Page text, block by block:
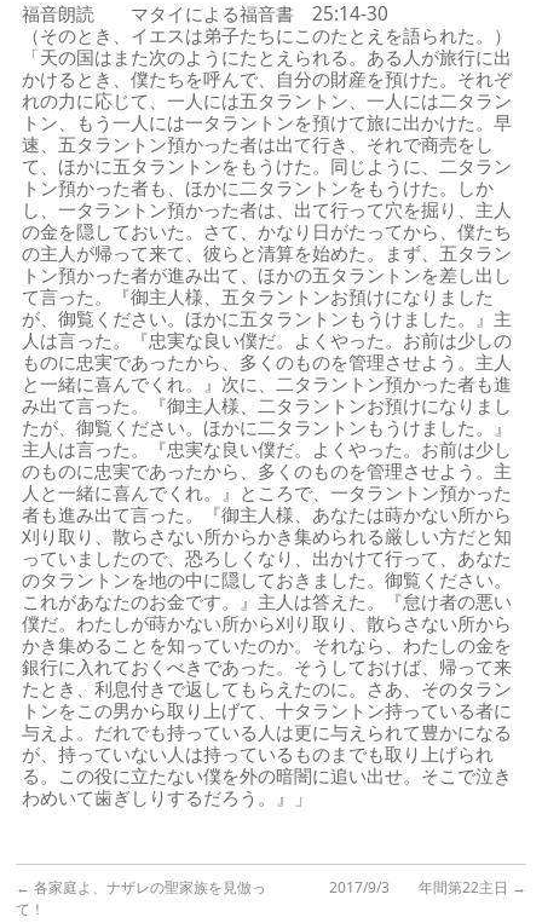
福音朗読 マタイによる福音書 25:14-30
（そのとき、イエスは弟子たちにこのたとえを語られた。）
「天の国はまた次のようにたとえられる。ある人が旅行に出
かけるとき、僕たちを呼んで、自分の財産を預けた。それぞ
れの力に応じて、一人には五タラントン、一人には二タラン
トン、もう一人には一タラントンを預けて旅に出かけた。早
速、五タラントン預かった者は出て行き、それで商売をし
て、ほかに五タラントンをもうけた。同じように、二タラン
トン預かった者も、ほかに二タラントンをもうけた。しか
し、一タラントン預かった者は、出て行って穴を掘り、主人
の金を隠しておいた。さて、かなり日がたってから、僕たち
の主人が帰って来て、彼らと清算を始めた。まず、五タラン
トン預かった者が進み出て、ほかの五タラントンを差し出し
て言った。『御主人様、五タラントンお預けになりました
が、御覧ください。ほかに五タラントンもうけました。』主
人は言った。『忠実な良い僕だ。よくやった。お前は少しの
ものに忠実であったから、多くのものを管理させよう。主人
と一緒に喜んでくれ。』次に、二タラントン預かった者も進
み出て言った。『御主人様、二タラントンお預けになりまし
たが、御覧ください。ほかに二タラントンもうけました。』
主人は言った。『忠実な良い僕だ。よくやった。お前は少し
のものに忠実であったから、多くのものを管理させよう。主
人と一緒に喜んでくれ。』ところで、一タラントン預かった
者も進み出て言った。『御主人様、あなたは蒔かない所から
刈り取り、散らさない所からかき集められる厳しい方だと知
っていましたので、恐ろしくなり、出かけて行って、あなた
のタラントンを地の中に隠しておきました。御覧ください。
これがあなたのお金です。』主人は答えた。『怠け者の悪い
僕だ。わたしが蒔かない所から刈り取り、散らさない所から
かき集めることを知っていたのか。それなら、わたしの金を
銀行に入れておくべきであった。そうしておけば、帰って来
たとき、利息付きで返してもらえたのに。さあ、そのタラン
トンをこの男から取り上げて、十タラントン持っている者に
与えよ。だれでも持っている人は更に与えられて豊かになる
が、持っていない人は持っているものまでも取り上げられ
る。この役に立たない僕を外の暗闇に追い出せ。そこで泣き
わめいて歯ぎしりするだろう。』」
← 各家庭よ、ナザレの聖家族を見倣っ
て！
2017/9/3 年間第22主日 →